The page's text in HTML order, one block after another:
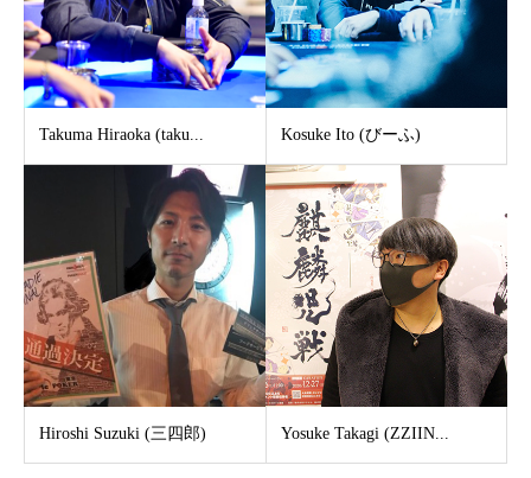
Takuma Hiraoka (taku... Kosuke Ito (びーふ)
Hiroshi Suzuki (三四郎) Yosuke Takagi (ZZIIN...